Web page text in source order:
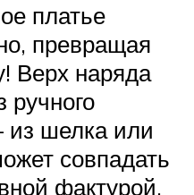
платье
превращая
Верх наряда
ручного
из шелка или
совпадать
фактурой,